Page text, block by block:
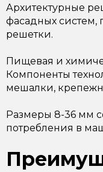
Архитектурные
фасадных систем,
решетки.
Пищевая и
Компоненты
мешалки,
Размеры 8-36 мм
потребления в